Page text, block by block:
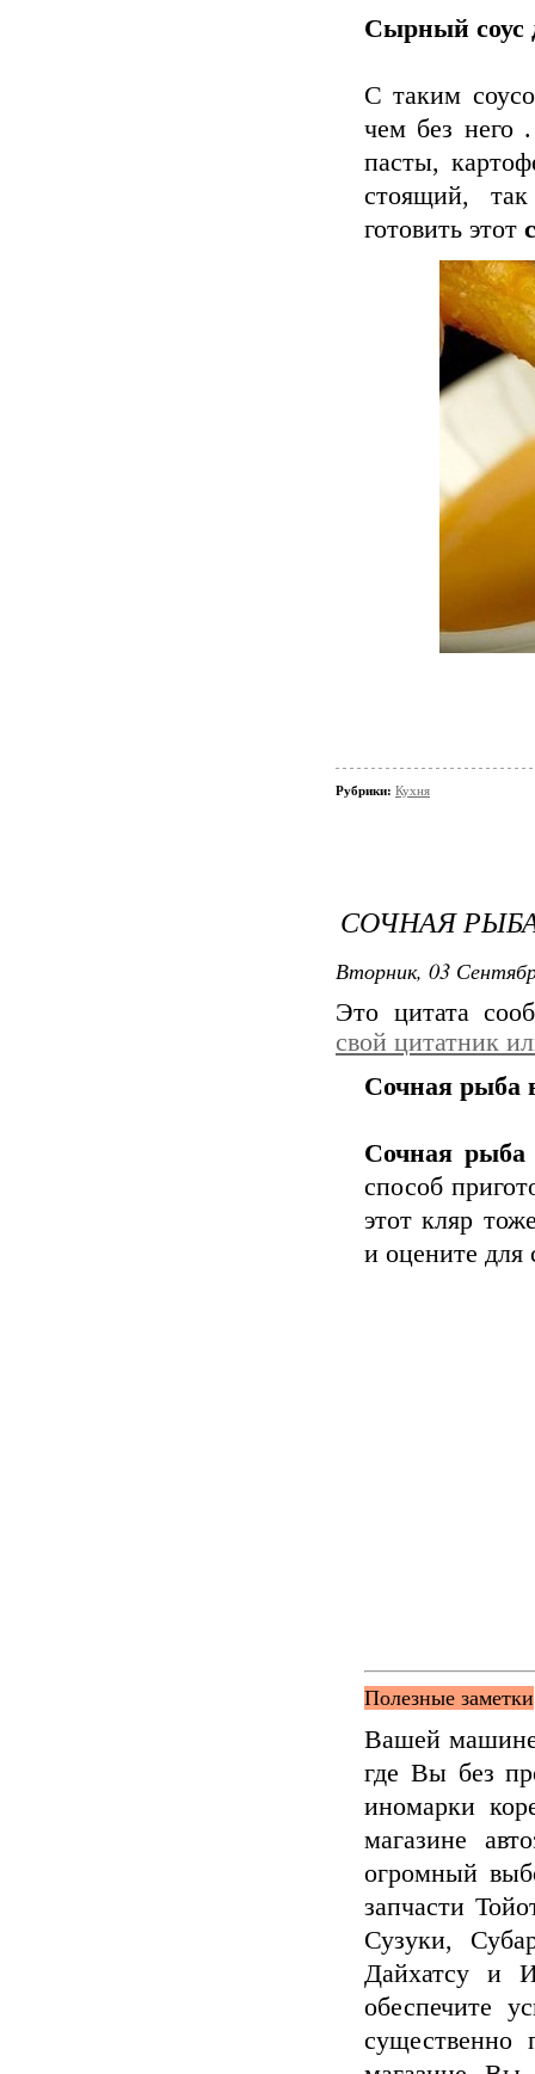
Сырный
С таким
чем без него
пасты,
стоящий,
готовить этот
Рубрики: Кухня
СОЧНАЯ
Вторник, 03
Это цитата
свой цитатник
Сочная рыба
Сочная рыба
способ
этот кляр
и оцените для
Полезные заметки
Вашей машине
где Вы без
иномарки
магазине
огромный
запчасти
Сузуки,
Дайхатсу и
обеспечите
существенно